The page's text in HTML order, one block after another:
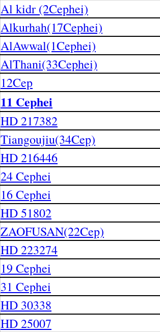
Al kidr (2Cephei)
Alkurhah(17Cephei)
AlAwwal(1Cephei)
AlThani(33Cephei)
12Cep
11 Cephei
HD 217382
Tiangoujiu(34Cep)
HD 216446
24 Cephei
16 Cephei
HD 51802
ZAOFUSAN(22Cep)
HD 223274
19 Cephei
31 Cephei
HD 30338
HD 25007